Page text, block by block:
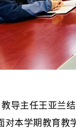
主任王亚兰结
对本学期教育